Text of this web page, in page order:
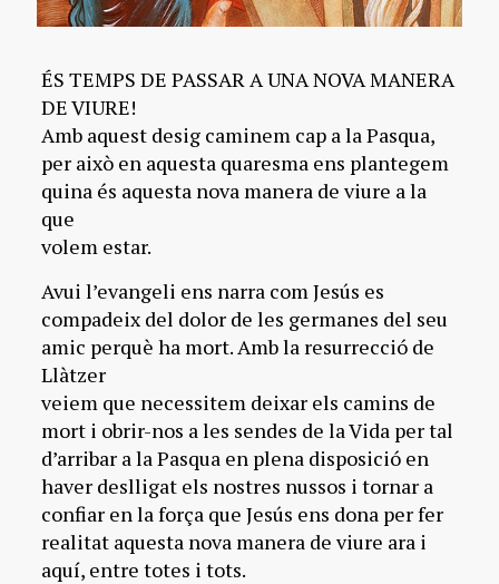
ÉS TEMPS DE PASSAR A UNA NOVA MANERA
DE VIURE!
Amb aquest desig caminem cap a la Pasqua,
per això en aquesta quaresma ens plantegem
quina és aquesta nova manera de viure a la
que
volem estar.
Avui l’evangeli ens narra com Jesús es
compadeix del dolor de les germanes del seu
amic perquè ha mort. Amb la resurrecció de
Llàtzer
veiem que necessitem deixar els camins de
mort i obrir-nos a les sendes de la Vida per tal
d’arribar a la Pasqua en plena disposició en
haver deslligat els nostres nussos i tornar a
confiar en la força que Jesús ens dona per fer
realitat aquesta nova manera de viure ara i
aquí, entre totes i tots.